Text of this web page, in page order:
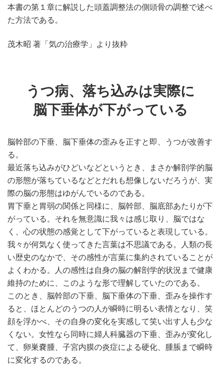
本書の第１章に解説した頭蓋調整法の側頭骨の調整で述べ
た方法である。
茂木昭 著「気の治療学」より抜粋
うつ病、落ち込みは実際に
脳下垂体が下がっている
脳幹部の下垂、脳下垂体の歪みを正すと即、うつが改善す
る。
最近落ち込みがひどいなどというとき、まさか解剖学的脳
の形態が落ちているなどとだれも想像しないだろうが、実
際の脳の形態はゆがんでいるのである。
胃下垂と胃弱の関係と同様に、脳幹部、脳底部あたりが下
がっている。それを無意識に我々は感じ取り、脳ではな
く、心の状態の感覚として下がっていると表現している。
我々が何気なく使ってきた言葉は不思議である。人類の長
い歴史のなかで、その感性が言葉に集約されていることが
よくわかる。人の感性は自身の脳の解剖学的状況まで健康
維持のために、このような形で理解していたのである。
このとき、脳幹部の下垂、脳下垂体の下垂、歪みを操作す
ると、ほとんどのうつの人が瞬時に明るい表情となり、笑
顔を浮かべ、その自身の変化を実感して笑い出す人も少な
くない。女性なら同時に婦人科臓器の下垂、歪みが変化し
て、卵巣嚢腫、子宮内膜の炎症による硬化、腫脹まで瞬時
に変化するのである。